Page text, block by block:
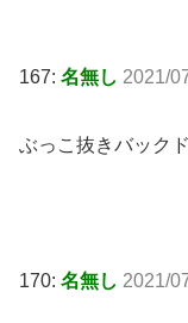
167: 名無し 2021/
ぶっこ抜きバック
170: 名無し 2021/